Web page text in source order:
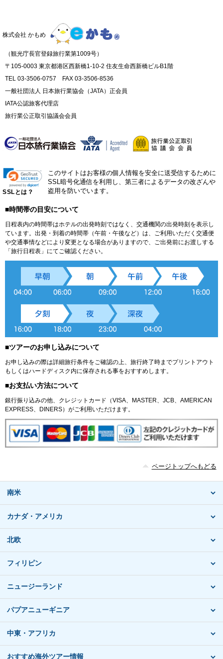
株式会社 かもめ
（観光庁長官登録旅行業第1009号）
〒105-0003 東京都港区西新橋1-10-2 住友生命西新橋ビルB1階
TEL 03-3506-0757 FAX 03-3506-8536
一般社団法人 日本旅行業協会（JATA）正会員
IATA公認旅客代理店
旅行業公正取引協議会会員
SSLとは？
このサイトはお客様の個人情報を安全に送受信するために
SSL暗号化通信を利用し、第三者によるデータの改ざんや
盗用を防いでいます。
■時間帯の目安について
日程表内の時間帯はホテルの出発時刻ではなく、交通機関の出発時刻を表示し
ています。出発・到着の時間帯（午前・午後など）は、ご利用いただく交通便
や交通事情などにより変更となる場合がありますので、ご出発前にお渡しする
「旅行日程表」にてご確認ください。
■ツアーのお申し込みについて
お申し込みの際は詳細旅行条件をご確認の上、旅行終了時までプリントアウト
もしくはハードディスク内に保存される事をおすすめします。
■お支払い方法について
銀行振り込みの他、クレジットカード（VISA、MASTER、JCB、AMERICAN
EXPRESS、DINERS）がご利用いただけます。
ページトップへもどる
南米
カナダ・アメリカ
北欧
フィリピン
ニュージーランド
パプアニューギニア
中東・アフリカ
おすすめ海外ツアー情報